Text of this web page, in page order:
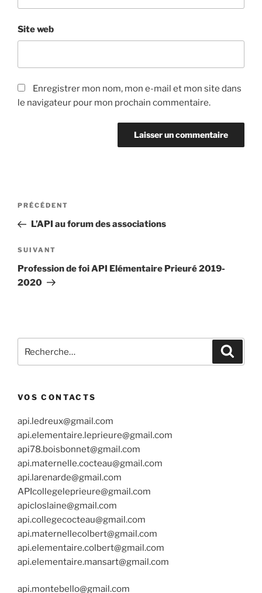
Site web
Enregistrer mon nom, mon e-mail et mon site dans
le navigateur pour mon prochain commentaire.
Navigation
l’article
Article
précédent
PRÉCÉDENT
L’API au forum des associations
Article
suivant
SUIVANT
Profession de foi API Elémentaire Prieuré 2019-
2020
pour
VOS CONTACTS
api.ledreux@gmail.com
api.elementaire.leprieure@gmail.com
api78.boisbonnet@gmail.com
api.maternelle.cocteau@gmail.com
api.larenarde@gmail.com
APIcollegeleprieure@gmail.com
apicloslaine@gmail.com
api.collegecocteau@gmail.com
api.maternellecolbert@gmail.com
api.elementaire.colbert@gmail.com
api.elementaire.mansart@gmail.com
api.montebello@gmail.com